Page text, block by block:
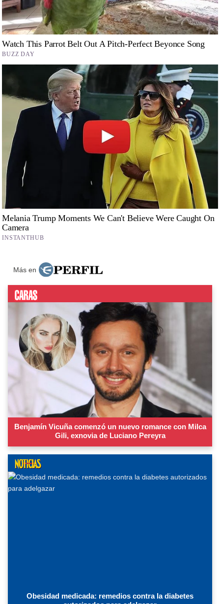
Más en
Benjamín Vicuña comenzó un nuevo romance con Milca
Gili, exnovia de Luciano Pereyra
Obesidad medicada: remedios contra la diabetes